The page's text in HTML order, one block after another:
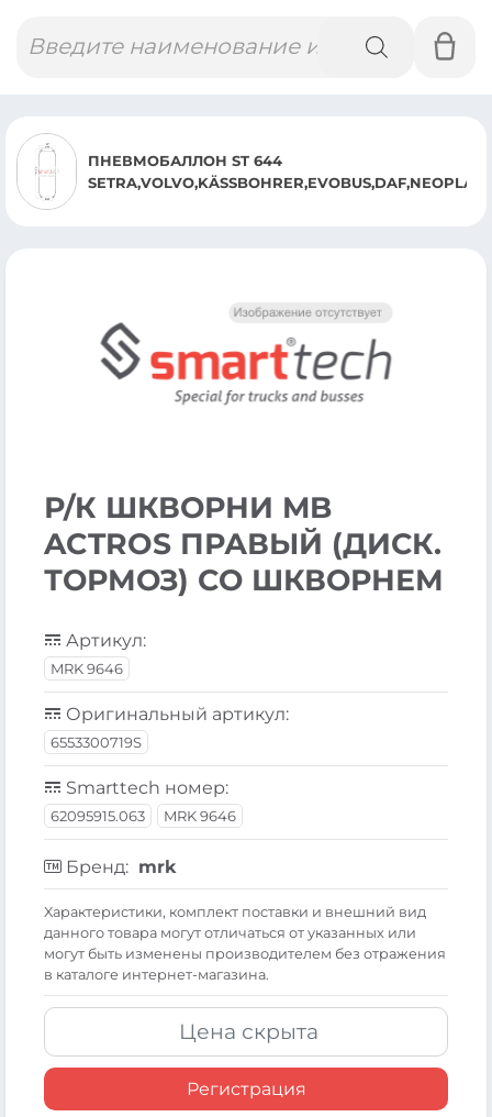
товаров
ПНЕВМОБАЛЛОН ST 644
SETRA,VOLVO,KÄSSBOHRER,EVOBUS,DAF,NEOPLAN
Р/К ШКВОРНИ MB
ACTROS ПРАВЫЙ (ДИСК.
ТОРМОЗ) СО ШКВОРНЕМ
Артикул:
MRK 9646
Оригинальный артикул:
6553300719S
Smarttech номер:
62095915.063 MRK 9646
Бренд: mrk
Xарактеристики, комплект поставки и внешний вид
данного товара могут отличаться от указанных или
могут быть изменены производителем без отражения
в каталоге интернет-магазина.
Цена скрыта
Регистрация